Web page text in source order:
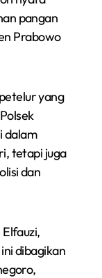
pangan
Prabowo
yang
dalam
tetapi juga
dan
dibagikan